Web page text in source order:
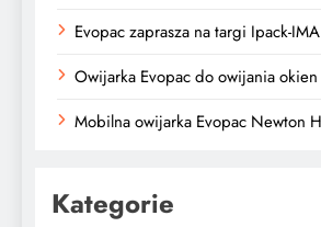
Evopac zaprasza na targi Ipack-
Owijarka Evopac do owijania
Mobilna owijarka Evopac Newton
Kategorie